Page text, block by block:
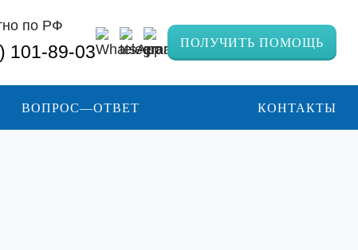
по РФ
101-89-03 ПОЛУЧИТЬ ПОМОЩЬ
ВОПРОС—ОТВЕТ КОНТАКТЫ